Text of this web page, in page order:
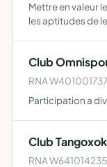
Mettre en valeur
les aptitudes de
Club
RNA
Participation a
Club
RNA